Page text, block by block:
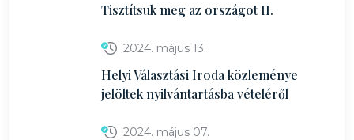
Tisztítsuk meg az országot II.
2024. május 13.
Helyi Választási Iroda közleménye
jelöltek nyilvántartásba vételéről
2024. május 07.